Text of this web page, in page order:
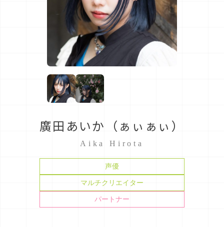
廣田あいか（ぁぃぁぃ）
Aika Hirota
声優
マルチクリエイター
パートナー